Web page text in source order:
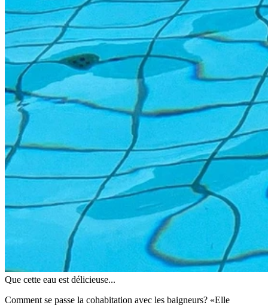
Que cette eau est délicieuse...
Comment se passe la cohabitation avec les baigneurs? «Elle